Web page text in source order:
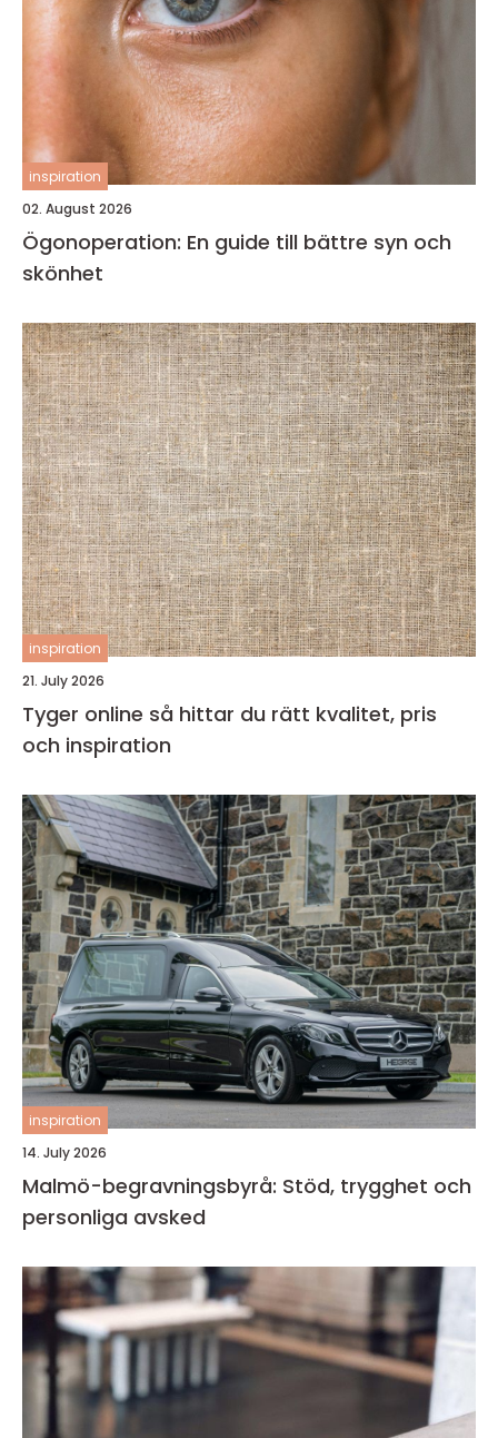
inspiration
02. August 2026
Ögonoperation: En guide till bättre syn och
skönhet
inspiration
21. July 2026
Tyger online så hittar du rätt kvalitet, pris
och inspiration
inspiration
14. July 2026
Malmö-begravningsbyrå: Stöd, trygghet och
personliga avsked